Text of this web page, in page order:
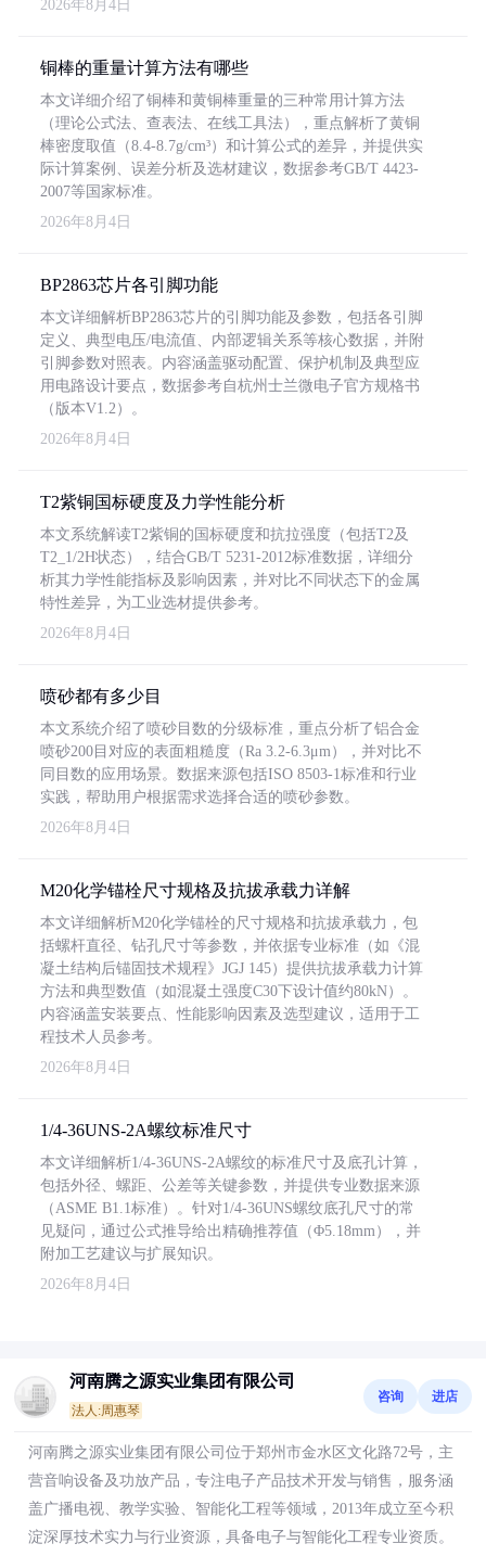
2026年8月4日
铜棒的重量计算方法有哪些
本文详细介绍了铜棒和黄铜棒重量的三种常用计算方法
（理论公式法、查表法、在线工具法），重点解析了黄铜
棒密度取值（8.4-8.7g/cm³）和计算公式的差异，并提供实
际计算案例、误差分析及选材建议，数据参考GB/T 4423-
2007等国家标准。
2026年8月4日
BP2863芯片各引脚功能
本文详细解析BP2863芯片的引脚功能及参数，包括各引脚
定义、典型电压/电流值、内部逻辑关系等核心数据，并附
引脚参数对照表。内容涵盖驱动配置、保护机制及典型应
用电路设计要点，数据参考自杭州士兰微电子官方规格书
（版本V1.2）。
2026年8月4日
T2紫铜国标硬度及力学性能分析
本文系统解读T2紫铜的国标硬度和抗拉强度（包括T2及
T2_1/2H状态），结合GB/T 5231-2012标准数据，详细分
析其力学性能指标及影响因素，并对比不同状态下的金属
特性差异，为工业选材提供参考。
2026年8月4日
喷砂都有多少目
本文系统介绍了喷砂目数的分级标准，重点分析了铝合金
喷砂200目对应的表面粗糙度（Ra 3.2-6.3μm），并对比不
同目数的应用场景。数据来源包括ISO 8503-1标准和行业
实践，帮助用户根据需求选择合适的喷砂参数。
2026年8月4日
M20化学锚栓尺寸规格及抗拔承载力详解
本文详细解析M20化学锚栓的尺寸规格和抗拔承载力，包
括螺杆直径、钻孔尺寸等参数，并依据专业标准（如《混
凝土结构后锚固技术规程》JGJ 145）提供抗拔承载力计算
方法和典型数值（如混凝土强度C30下设计值约80kN）。
内容涵盖安装要点、性能影响因素及选型建议，适用于工
程技术人员参考。
2026年8月4日
1/4-36UNS-2A螺纹标准尺寸
本文详细解析1/4-36UNS-2A螺纹的标准尺寸及底孔计算，
包括外径、螺距、公差等关键参数，并提供专业数据来源
（ASME B1.1标准）。针对1/4-36UNS螺纹底孔尺寸的常
见疑问，通过公式推导给出精确推荐值（Φ5.18mm），并
附加工艺建议与扩展知识。
2026年8月4日
河南腾之源实业集团有限公司
法人:周惠琴
咨询 进店
河南腾之源实业集团有限公司位于郑州市金水区文化路72号，主
营音响设备及功放产品，专注电子产品技术开发与销售，服务涵
盖广播电视、教学实验、智能化工程等领域，2013年成立至今积
淀深厚技术实力与行业资源，具备电子与智能化工程专业资质。